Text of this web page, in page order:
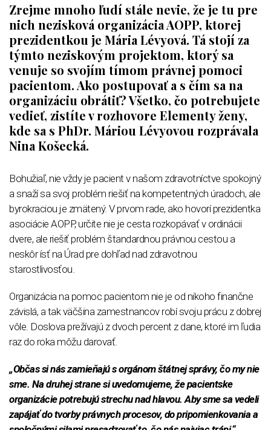
Zrejme mnoho ľudí stále nevie, že je tu pre
nich nezisková organizáciaAOPP, ktorej
prezidentkou je Mária Lévyová. Tá stojí za
týmto neziskovým projektom, ktorý sa
venuje so svojím tímom právnej pomoci
pacientom. Ako postupovať a s čím sa na
organizáciu obrátiť? Všetko, čo potrebujete
vedieť, zistíte v rozhovore Elementy ženy,
kde sa s PhDr. Máriou Lévyovou rozprávala
Nina Košecká.
Bohužiaľ, nie vždy je pacient v našom zdravotníctve spokojný
a snaží sa svoj problém riešiť na kompetentných úradoch, ale
byrokraciou je zmätený. V prvom rade, ako hovorí prezidentka
asociácie AOPP, určite nie je cesta rozkopávať v ordinácii
dvere, ale riešiť problém štandardnou právnou cestou a
neskôr ísť na Úrad pre dohľad nad zdravotnou
starostlivosťou.
Organizácia na pomoc pacientom nie je od nikoho finančne
závislá, a tak väčšina zamestnancov robí svoju prácu z dobrej
vôle. Doslova prežívajú z dvoch percent z dane, ktoré im ľudia
raz do roka môžu darovať.
„Občas si nás zamieňajú s orgánom štátnej správy, čo my nie
sme. Na druhej strane si uvedomujeme, že pacientske
organizácie potrebujú strechu nad hlavou. Aby sme sa vedeli
zapájať do tvorby právnych procesov, do pripomienkovania a